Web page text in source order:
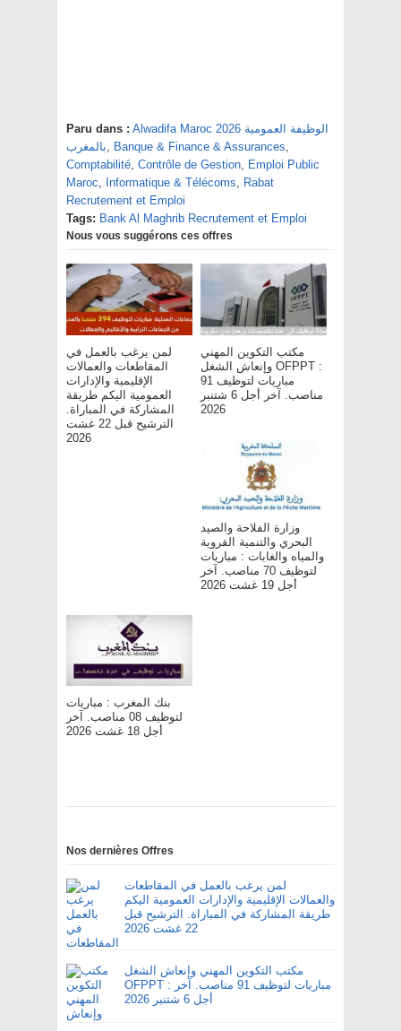
Paru dans : Alwadifa Maroc 2026 الوظيفة العمومية
بالمغرب, Banque & Finance & Assurances,
Comptabilité, Contrôle de Gestion, Emploi Public
Maroc, Informatique & Télécoms, Rabat
Recrutement et Emploi
Tags: Bank Al Maghrib Recrutement et Emploi
Nous vous suggérons ces offres
لمن يرغب بالعمل في
المقاطعات والعمالات
الإقليمية والإدارات
العمومية اليكم طريقة
المشاركة في المباراة.
الترشيح قبل 22 غشت
2026
مكتب التكوين المهني
وإنعاش الشغل OFPPT :
مباريات لتوظيف 91
مناصب. آخر أجل 6 شتنبر
2026
وزارة الفلاحة والصيد
البحري والتنمية القروية
والمياه والغابات : مباريات
لتوظيف 70 مناصب. آخر
أجل 19 غشت 2026
بنك المغرب : مباريات
لتوظيف 08 مناصب. آخر
أجل 18 غشت 2026
Nos dernières Offres
لمن يرغب بالعمل في المقاطعات
والعمالات الإقليمية والإدارات العمومية اليكم
طريقة المشاركة في المباراة. الترشيح قبل
22 غشت 2026
مكتب التكوين المهني وإنعاش الشغل
OFPPT : مباريات لتوظيف 91 مناصب. آخر
أجل 6 شتنبر 2026